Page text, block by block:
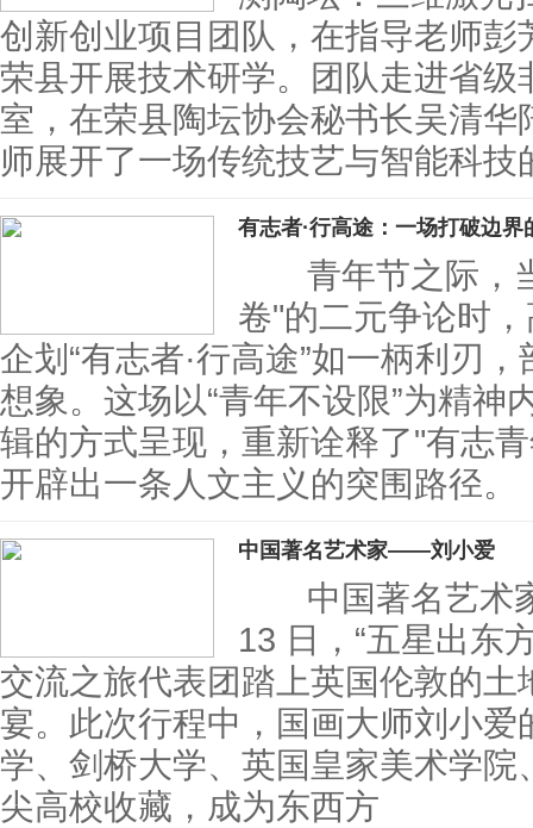
创新创业项目团队，在指导老师
荣县开展技术研学。团队走进省
室，在荣县陶坛协会秘书长吴
师展开了一场传统技艺与智能科技
有志者·行高途：一场打破边界
青年节之际，当
卷"的二元争论时
企划“有志者·行高途”如一柄利刃
想象。这场以“青年不设限”为精神
辑的方式呈现，重新诠释了"有志
开辟出一条人文主义的突围路径。
中国著名艺术家——刘小爱
中国著名艺术
13 日，“五星出东
交流之旅代表团踏上英国伦敦的
宴。此次行程中，国画大师刘小
学、剑桥大学、英国皇家美术学
尖高校收藏，成为东西方